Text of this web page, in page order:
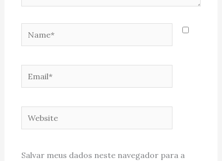
Website
Salvar meus dados neste navegador para a